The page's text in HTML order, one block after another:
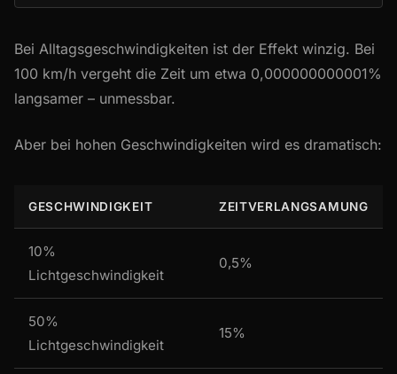
Bei Alltagsgeschwindigkeiten ist der Effekt winzig. Bei
100 km/h vergeht die Zeit um etwa 0,000000000001%
langsamer – unmessbar.
Aber bei hohen Geschwindigkeiten wird es dramatisch:
GESCHWINDIGKEIT ZEITVERLANGSAMUNG
10%
Lichtgeschwindigkeit
0,5%
50%
Lichtgeschwindigkeit
15%